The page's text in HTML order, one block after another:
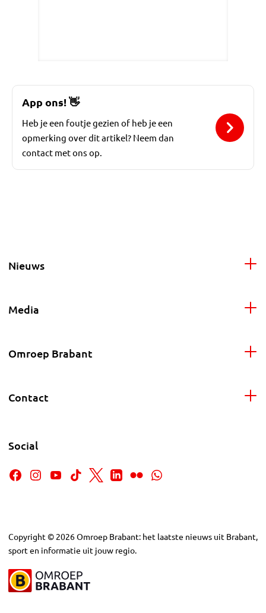
App ons!👋
Heb je een foutje gezien of heb je een
opmerking over dit artikel? Neem dan
contact met ons op.
Nieuws
Media
Omroep Brabant
Contact
Social
Copyright © 2026Omroep Brabant: het laatste nieuws uit Brabant,
sport en informatie uit jouw regio.